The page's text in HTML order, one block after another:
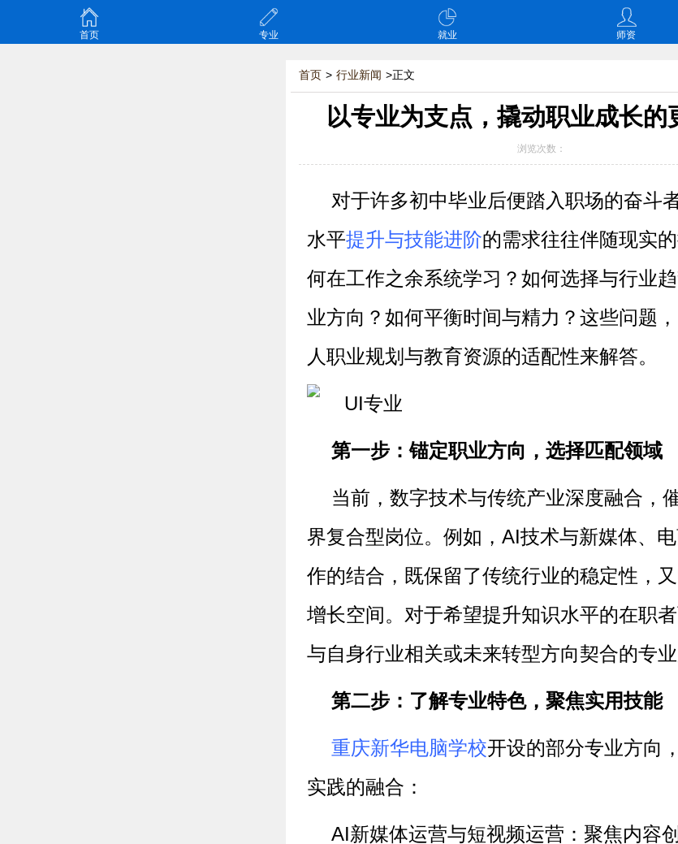
首页 专业 就业 师资
首页 > 行业新闻 >正文
以专业为支点，撬动职业成长的
浏览次数：
对于许多初中毕业后便踏入职场的奋斗
水平提升与技能进阶的需求往往伴随现实
何在工作之余系统学习？如何选择与行业
业方向？如何平衡时间与精力？这些问题
人职业规划与教育资源的适配性来解答。
第一步：锚定职业方向，选择匹配领域
当前，数字技术与传统产业深度融合，
界复合型岗位。例如，AI技术与新媒体、
作的结合，既保留了传统行业的稳定性，
增长空间。对于希望提升知识水平的在职
与自身行业相关或未来转型方向契合的专业
第二步：了解专业特色，聚焦实用技能
重庆新华电脑学校开设的部分专业方向
实践的融合：
AI新媒体运营与短视频运营：聚焦内容